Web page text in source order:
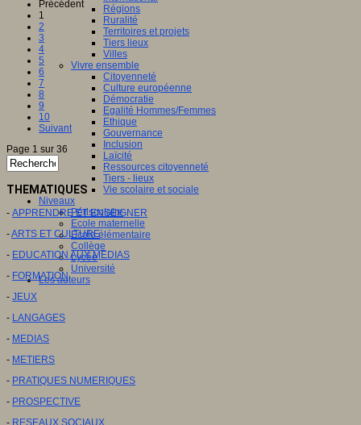
Régions
Ruralité
Territoires et projets
Tiers lieux
Villes
Vivre ensemble
Citoyenneté
Culture européenne
Démocratie
Egalité Hommes/Femmes
Ethique
Gouvernance
Inclusion
Laïcité
Ressources citoyenneté
Tiers - lieux
Vie scolaire et sociale
Niveaux
Périscolaire
Ecole maternelle
Ecole élémentaire
Collège
Lycée
Université
Les auteurs
Précédent
1
2
3
4
5
6
7
8
9
10
Suivant
Page 1 sur 36
THEMATIQUES
- APPRENDRE ET ENSEIGNER
-ARTS ET CULTURE
- EDUCATION AUX MEDIAS
- FORMATION
- JEUX
- LANGAGES
- MEDIAS
- METIERS
- PRATIQUES NUMERIQUES
- PROSPECTIVE
- RESEAUX SOCIAUX